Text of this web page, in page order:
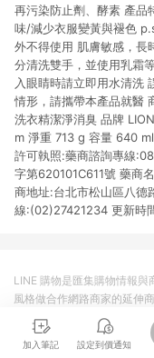
無法進行 LINE POINTS 回饋。 (5) LINE 購物為購物
平台，商品資料更新會有
位、贈品與台灣樂天市場
(6) 導購訂單已逾 365 天
不符合回饋資格。 (7) 若上述或其他原因，致使消費者無接收到
點數回饋或點數回饋有爭
追訴之權利，活動詳情以
再污染防止劑、酵素 產
味/減少衣服變黃與褪色
外不得使用 肌膚敏感，長
分清洗雙手，並使用乳霜
入眼睛時請立即用水清洗
情形，請攜帶本產品就醫
洗衣精潔淨消臭 品牌
m 淨重 713 g 容量 640
許可執照:藥商諮詢專線
字第620101C611號 藥商
商地址:台北市松山區八德
線:(02)27421234 更新時
加入筆記 設定到價通知
LINE 購物是匯集購物情報
風格做合作網路商家的延伸
商品至各合作網路商家，確
準。